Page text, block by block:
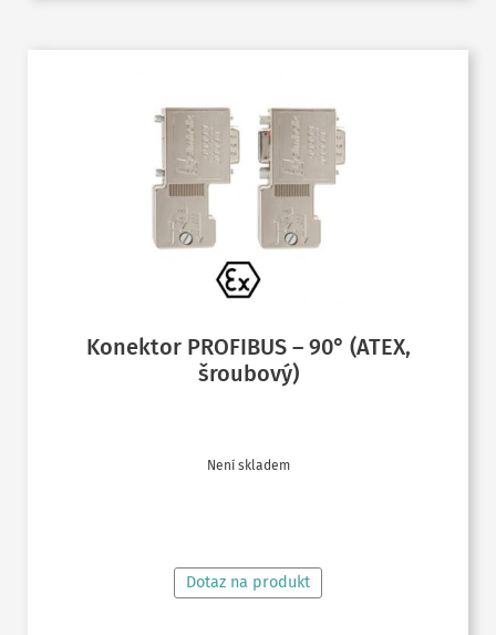
Konektor PROFIBUS – 90° (ATEX,
šroubový)
Není skladem
Dotaz na produkt